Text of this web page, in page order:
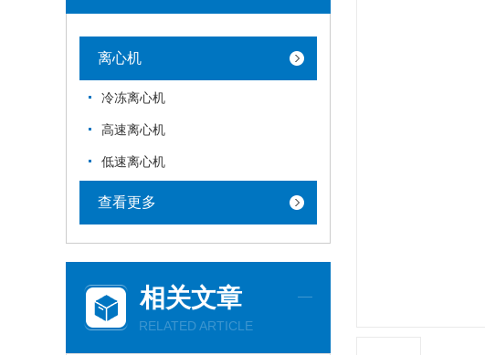
离心机
冷冻离心机
高速离心机
低速离心机
查看更多
相关文章
RELATED ARTICLE